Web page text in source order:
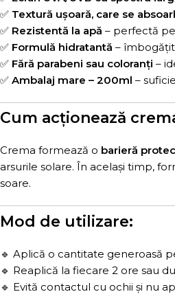
✅ Textură ușoară, care se
✅ Rezistentă la apă – perfectă
✅ Formulă hidratantă –
✅ Fără parabeni sau coloranți –
✅ Ambalaj mare – 200ml –
Cum acționează
Crema formează o barieră
arsurile solare. În același timp,
soare.
Mod de utilizare:
🔹 Aplică o cantitate generoasă
🔹 Reaplică la fiecare 2 ore sau
🔹 Evită contactul cu ochii și nu